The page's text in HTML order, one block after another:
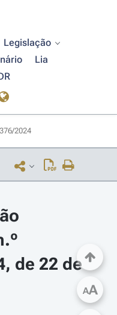
Legislação
Lia
2024
de 22 de
AA